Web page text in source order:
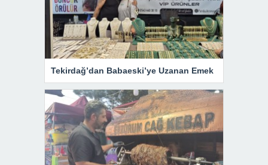
Tekirdağ’dan Babaeski’ye Uzanan Emek